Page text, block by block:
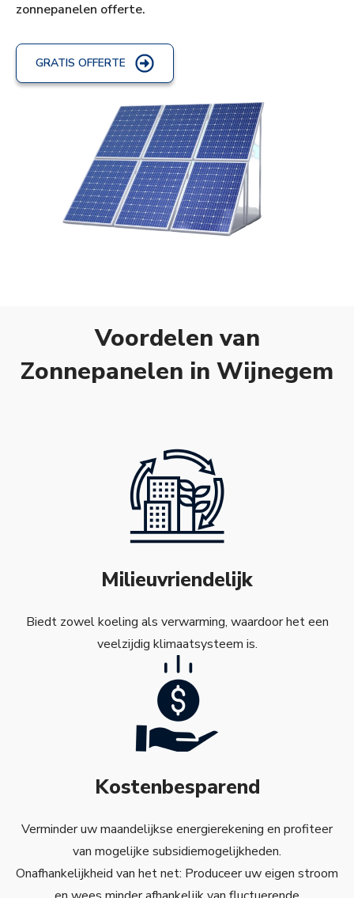
zonnepanelen offerte.
GRATIS OFFERTE
Voordelen van
Zonnepanelen in Wijnegem
Milieuvriendelijk
Biedt zowel koeling als verwarming, waardoor het een
veelzijdig klimaatsysteem is.
Kostenbesparend
Verminder uw maandelijkse energierekening en profiteer
van mogelijke subsidiemogelijkheden.
Onafhankelijkheid van het net: Produceer uw eigen stroom